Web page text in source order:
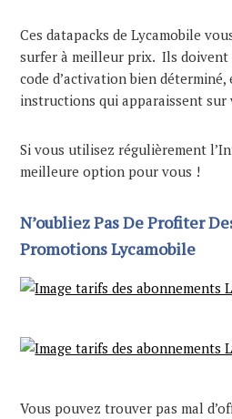
Ces datapacks de Lycamobile
surfer à meilleur prix. Ils doivent
code d’activation bien
instructions qui apparaissent sur
Si vous utilisez régulièrement
meilleure option pour vous !
N’oubliez Pas De Profiter
Promotions Lycamobile
Vous pouvez trouver pas mal